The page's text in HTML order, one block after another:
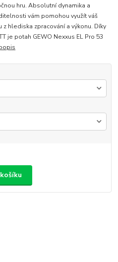
hru. Absolutní dynamika a
vám pomohou využít váš
hlediska zpracování a výkonu. Díky
je potah GEWO Nexxus EL Pro 53